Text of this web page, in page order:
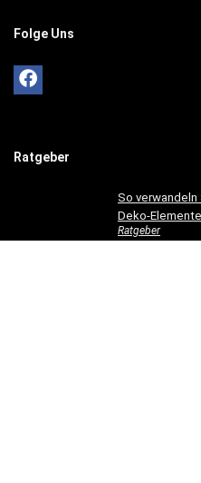
Folge Uns
Ratgeber
So
Deko-Elemente
Ratgeber